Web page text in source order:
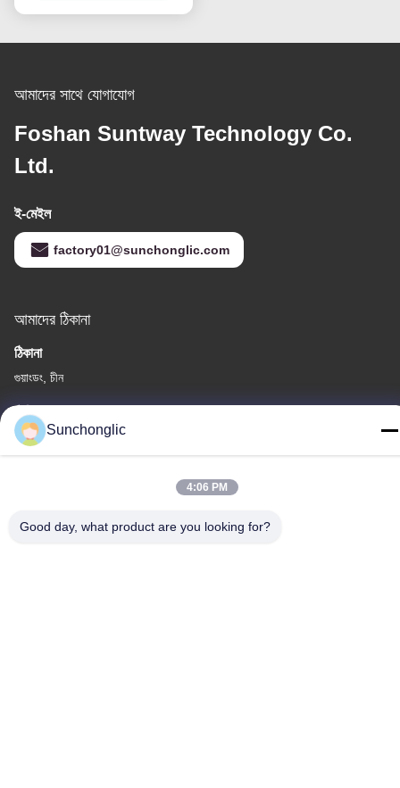
আমাদের সাথে যোগাযোগ
Foshan Suntway Technology Co.
Ltd.
ই-মেইল
factory01@sunchonglic.com
আমাদের ঠিকানা
ঠিকানা
গুয়াংডং, চীন
টেলিফোন
86--13711271181
Sunchonglic
4:06 PM
Good day, what product are you looking for?